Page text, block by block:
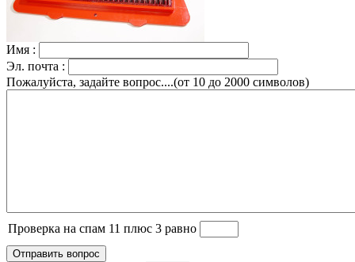
Имя :
Эл. почта :
Пожалуйста, задайте вопрос....(от 10 до 2000 символов)
Проверка на спам 11 плюс 3 равно